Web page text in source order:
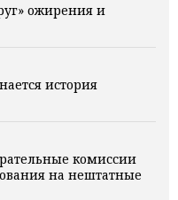
ожирения и
история
комиссии
на нештатные